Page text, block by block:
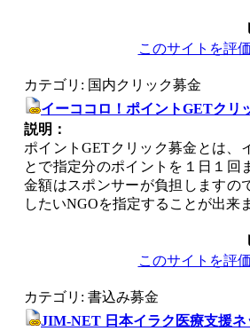
このサイトを評
カテゴリ: 国内クリック募金
イーココロ！ポイントGETクリ
説明：
ポイントGETクリック募金とは、
とで指定分のポイントを１日１回
金額はスポンサーが負担しますの
したいNGOを指定することが出来
このサイトを評
カテゴリ: 書込み募金
JIM-NET 日本イラク医療支援